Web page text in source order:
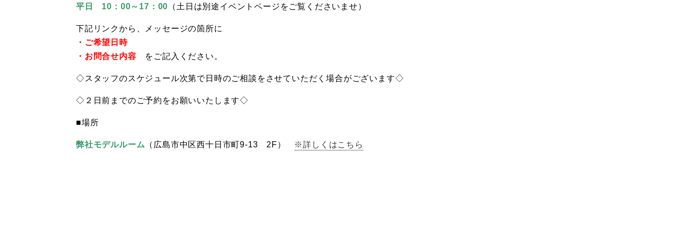
平日 10：00～17：00 （土日は別途イベントページをご覧くださいませ）
下記リンクから、メッセージの箇所に
・ご希望日時
・お問合せ内容 をご記入ください。
◇スタッフのスケジュール次第で日時のご相談をさせていただく場合がございます◇
◇２日前までのご予約をお願いいたします◇
■場所
弊社モデルルーム （広島市中区西十日市町9-13 2F） ※詳しくはこちら